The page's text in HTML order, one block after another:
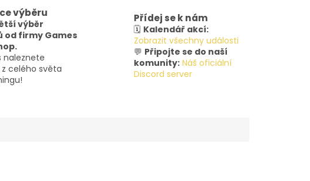
výběru
výběr
od firmy Games
naleznete
celého světa
Přídej se k nám
🗓️ Kalendář akcí:
Zobrazit všechny události
💬 Připojte se do naší
komunity: Náš oficiální
Discord server